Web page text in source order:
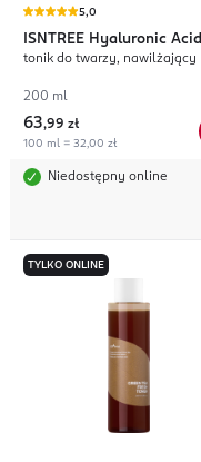
5,0
ISNTREE Hyaluronic Acid
tonik do twarzy, nawilżający
200 ml
63,99 zł
100 ml = 32,00 zł
Niedostępny online
TYLKO ONLINE